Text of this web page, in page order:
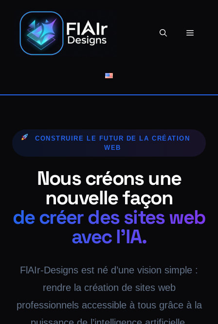
contenu
Menu
CONSTRUIRE LE FUTUR DE LA CRÉATION
WEB
Nous créons une
nouvelle façon
de créer des sites web
avec l’IA.
FlAIr-Designs est né d’une vision simple :
rendre la création de sites web
professionnels accessible à tous grâce à la